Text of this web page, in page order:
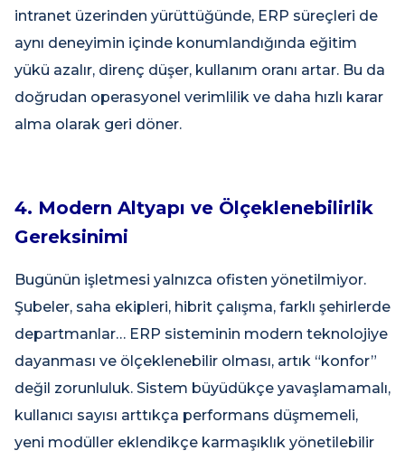
intranet üzerinden yürüttüğünde, ERP süreçleri de
aynı deneyimin içinde konumlandığında eğitim
yükü azalır, direnç düşer, kullanım oranı artar. Bu da
doğrudan operasyonel verimlilik ve daha hızlı karar
alma olarak geri döner.
4. Modern Altyapı ve Ölçeklenebilirlik
Gereksinimi
Bugünün işletmesi yalnızca ofisten yönetilmiyor.
Şubeler, saha ekipleri, hibrit çalışma, farklı şehirlerde
departmanlar… ERP sisteminin modern teknolojiye
dayanması ve ölçeklenebilir olması, artık “konfor”
değil zorunluluk. Sistem büyüdükçe yavaşlamamalı,
kullanıcı sayısı arttıkça performans düşmemeli,
yeni modüller eklendikçe karmaşıklık yönetilebilir